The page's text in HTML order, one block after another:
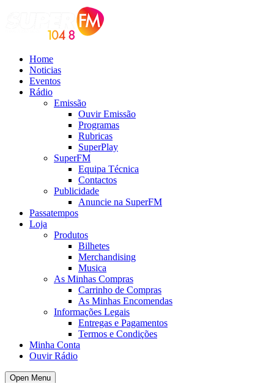
Home
Noticias
Eventos
Rádio
Emissão
Ouvir Emissão
Programas
Rubricas
SuperPlay
SuperFM
Equipa Técnica
Contactos
Publicidade
Anuncie na SuperFM
Passatempos
Loja
Produtos
Bilhetes
Merchandising
Musica
As Minhas Compras
Carrinho de Compras
As Minhas Encomendas
Informações Legais
Entregas e Pagamentos
Termos e Condições
Minha Conta
Ouvir Rádio
Open Menu